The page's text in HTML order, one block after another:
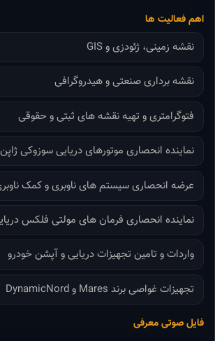
اهم فعالیت ها
نقشه زمینی، ژئودزی و GIS
نقشه برداری صنعتی و هیدروگرافی
فتوگرامتری و تهیه نقشه های ثبتی و حقوقی
نماینده انحصاری موتورهای دریایی سوزوکی ژاپن
عرضه انحصاری سیستم های ناوبری و کمک
نماینده انحصاری فرمان های مولتی فلکس
واردات و تامین تجهیزات دریایی و آپشن خودرو
تجهیزات غواصی برند Mares و DynamicNord
فایل صوتی معرفی